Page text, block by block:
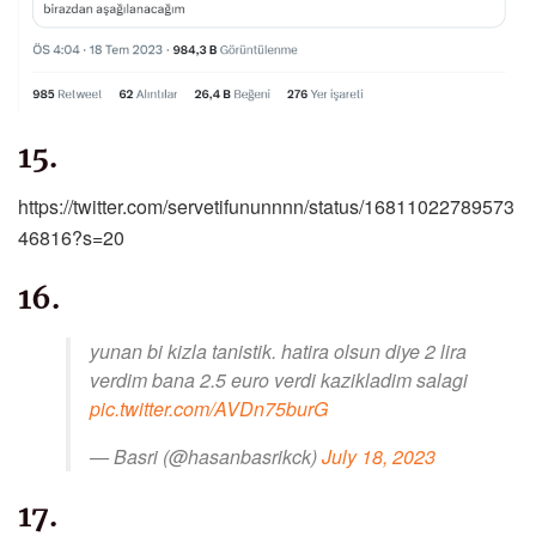
15.
https://twitter.com/servetifununnnn/status/16811022789573
46816?s=20
16.
yunan bi kizla tanistik. hatira olsun diye 2 lira
verdim bana 2.5 euro verdi kazikladim salagi
pic.twitter.com/AVDn75burG
— Basri (@hasanbasrikck)July 18, 2023
17.